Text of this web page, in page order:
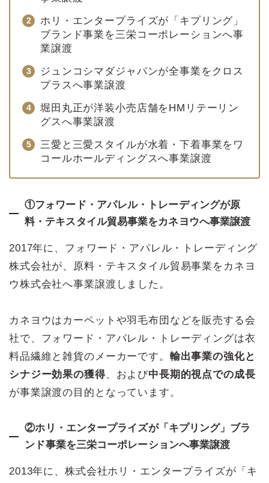
ホリ・エンタープライズが「キプリング」
ブランド事業を三栄コーポレーションへ事
業譲渡
ジュンコシマダジャパンが全事業をクロス
プラスへ事業譲渡
堀田丸正が洋装小売店舗をHMリテーリン
グスへ事業譲渡
三愛と三愛スタイルが水着・下着事業をワ
コールホールディングスへ事業譲渡
①フォワード・アパレル・トレーディングが原
料・テキスタイル貿易事業をカネヨウへ事業譲渡
2017年に、フォワード・アパレル・トレーディング
株式会社が、原料・テキスタイル貿易事業をカネヨ
ウ株式会社へ事業譲渡しました。
カネヨウはカーペットや羽毛布団などを販売する会
社で、フォワード・アパレル・トレーディングは衣
料品繊維と雑貨のメーカーです。 輸出事業の強化と
シナジー効果の獲得、および中長期的視点での成長
が事業譲渡の目的となっています。
②ホリ・エンタープライズが「キプリング」ブラ
ンド事業を三栄コーポレーションへ事業譲渡
2013年に、株式会社ホリ・エンタープライズが「キ